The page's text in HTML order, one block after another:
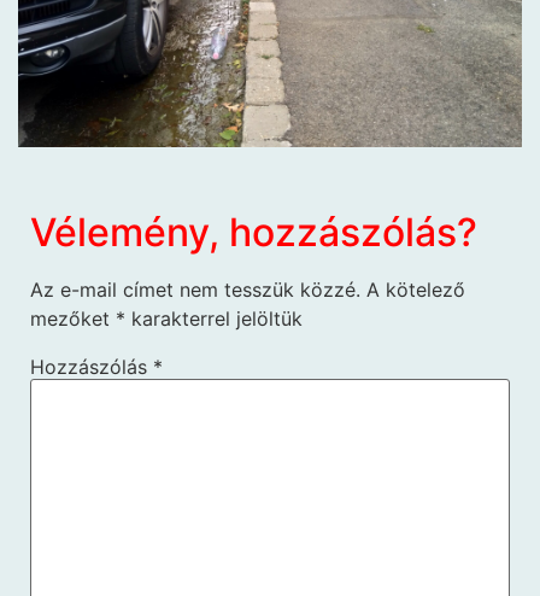
Vélemény, hozzászólás?
Az e-mail címet nem tesszük közzé. A kötelező
mezőket * karakterrel jelöltük
Hozzászólás *